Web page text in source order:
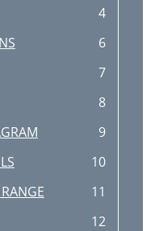
4
6
7
8
9
10
11
12